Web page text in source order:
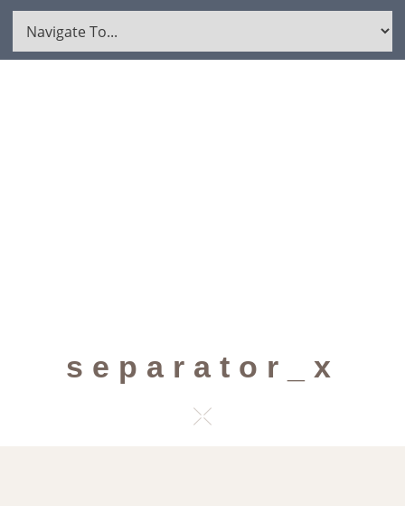
separator_x